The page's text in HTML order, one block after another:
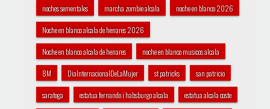
noches sementales marcha zombie alcala noche en blanco 2026
Noche en blanco alcala de henares 2026
Noche en blanco alcala de henares noche en blanco musicos alcala
8M DiaInternacionalDeLaMujer st patricks san patricio
saratoga estatua fernando i habsburgo alcala estatua alcala coste